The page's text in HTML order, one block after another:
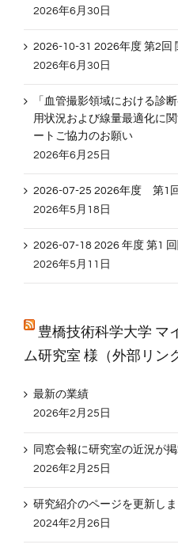
2026年6月30日
2026-10-31 2026年度 第2回
2026年6月30日
「血管撮影領域における診
用状況および線量最適化に
ートご協力のお願い
2026年6月25日
2026-07-25 2026年度 第1
2026年5月18日
2026-07-18 2026 年度 第1
2026年5月11日
豊橋技術科学大学 マ
ム研究室 様（外部リン
最新の業績
2026年2月25日
同窓会報に研究室の近況が掲
2026年2月25日
研究紹介のページを更新しま
2024年2月26日